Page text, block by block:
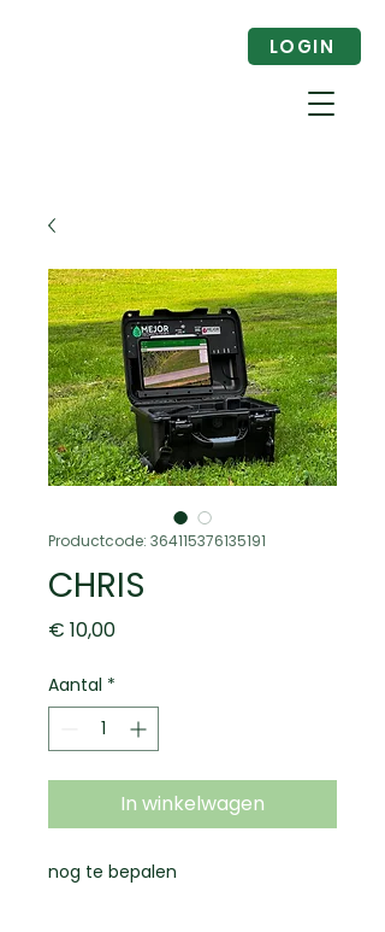
LOGIN
Productcode: 364115376135191
CHRIS
€ 10,00Prijs
Aantal *
In winkelwagen
nog te bepalen